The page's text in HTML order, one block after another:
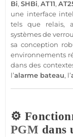
Bi,SHBi,AT11,
une interface
tels que relais,
systèmes de
sa conception
environnements
dans des
l’alarme bateau, l’
⚙️
PGM dans